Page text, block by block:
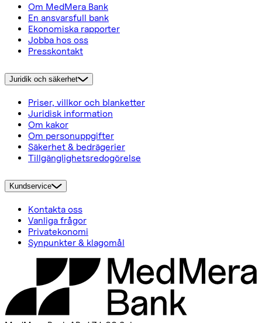
Om MedMera Bank
En ansvarsfull bank
Ekonomiska rapporter
Jobba hos oss
Presskontakt
Juridik och säkerhet
Priser, villkor och blanketter
Juridisk information
Om kakor
Om personuppgifter
Säkerhet & bedrägerier
Tillgänglighetsredogörelse
Kundservice
Kontakta oss
Vanliga frågor
Privatekonomi
Synpunkter & klagomål